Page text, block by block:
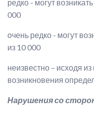
редко - могут
000
очень редко - могут
из 10 000
неизвестно – исходя
возникновения
Нарушения со